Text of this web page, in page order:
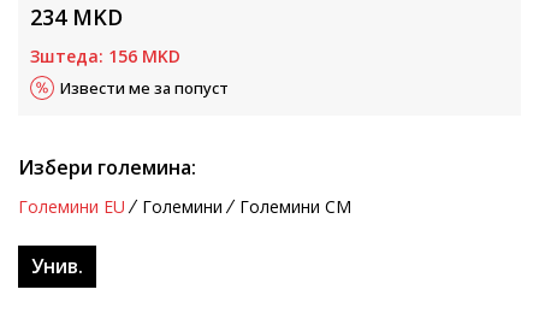
234 MKD
Зштеда: 156 MKD
Извести ме за попуст
Избери големина:
Големини EU Големини Големини CM
Унив.